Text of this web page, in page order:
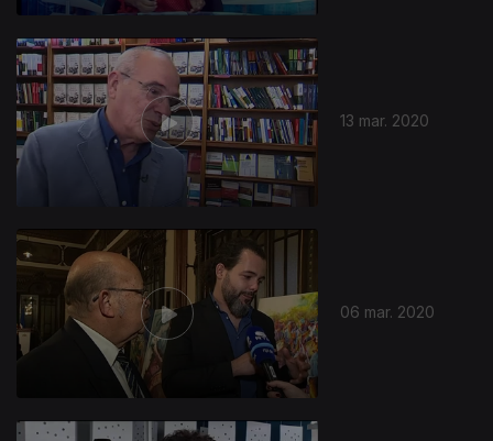
13 mar. 2020
06 mar. 2020